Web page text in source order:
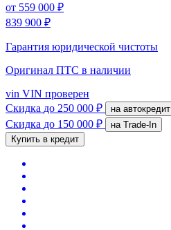
от 559 000 ₽
839 900 ₽
Гарантия юридической чистоты
Оригинал ПТС в наличии
vin VIN проверен
Скидка до 250 000 ₽ на автокредит
Скидка до 150 000 ₽
на Trade-In
Купить в кредит